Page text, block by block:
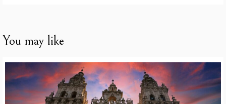
You may like